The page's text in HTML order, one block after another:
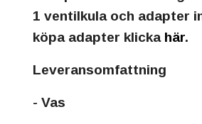
1 ventilkula och adapter
köpa adapter klicka här.
Leveransomfattning
- Vas